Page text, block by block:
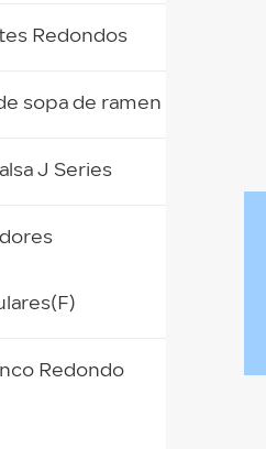
Redondos
sopa de ramen
J Series
Redondo